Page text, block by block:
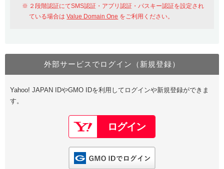
おすすめ One レンタルサーバーを含む最新の機能を使う方
Value Domain Oneにログイン
Google
GMO ID Amazon
※AmazonはValue Domain Oneのログイン画面へ遷移します
Value Domain Oneアカウント作成
以下でも登録可能
Google Yahoo!
GMO ID
２段階認証にてSMS認証・アプリ認証・パスキー認証を設定され
ている場合はValue Domain One をご利用ください。
外部サービスでログイン（新規登録）
Yahoo! JAPAN IDやGMO IDを利用してログインや新規登録ができま
す。